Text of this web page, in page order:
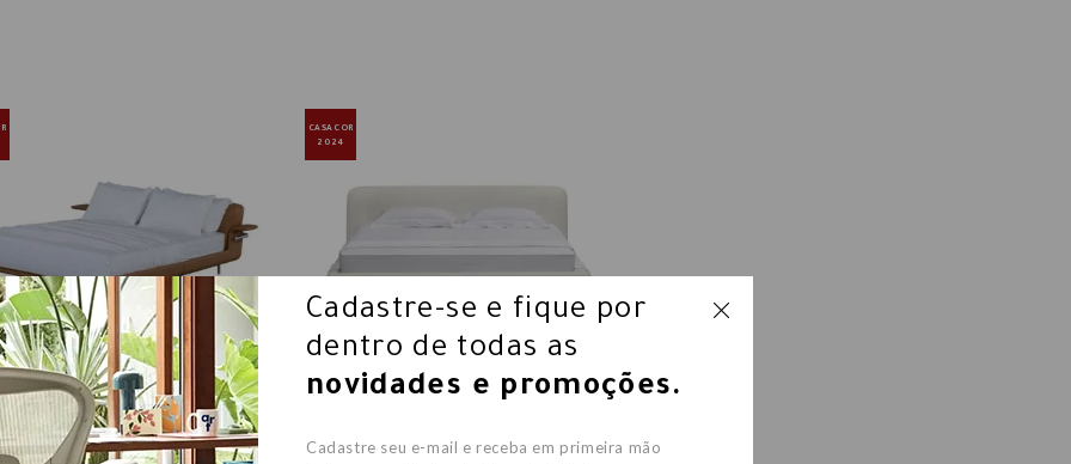
CRIO - ROBERTA BANQUERI
CASACOR
2024
Cadastre-se e fique por
dentro de todas as
novidades e promoções.
Cadastre seu e-mail e receba em primeira mão